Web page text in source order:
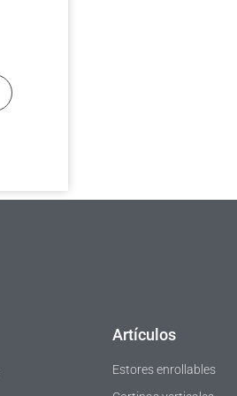
Artículos
Estores enrollables